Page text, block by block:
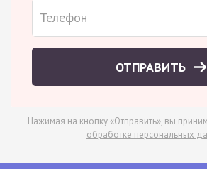
ОТПРАВИТЬ
Нажимая на кнопку «Отправить», вы
обработке персональных